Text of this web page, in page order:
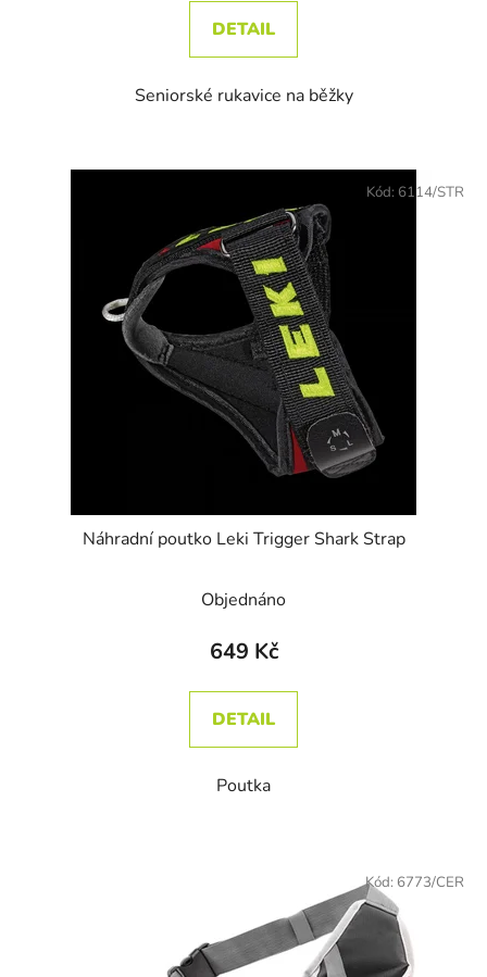
DETAIL
Seniorské rukavice na běžky
Náhradní poutko Leki Trigger Shark Strap
Objednáno
649 Kč
DETAIL
Poutka
Kód: 6114/STR
Kód: 6773/CER